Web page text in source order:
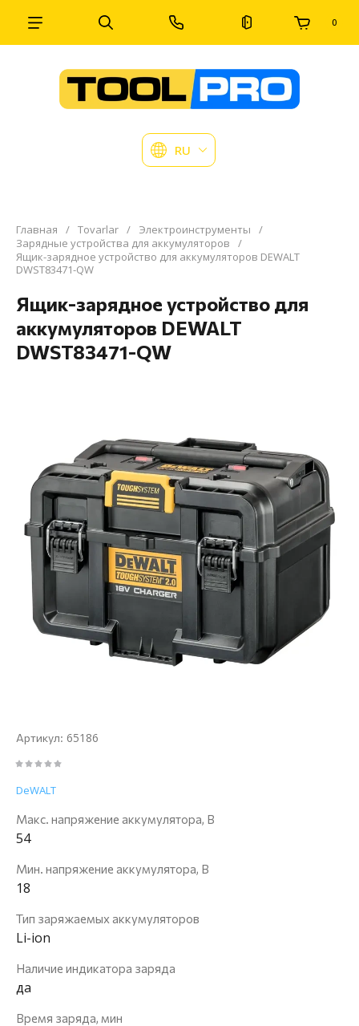
RU
0
Главная / Tovarlar / Электроинструменты
/
Зарядные устройства для аккумуляторов
/
Ящик-зарядное устройство для аккумуляторов DEWALT
DWST83471-QW
Ящик-зарядное устройство для
аккумуляторов DEWALT
DWST83471-QW
Артикул: 65186
DeWALT
Макс. напряжение аккумулятора, В
54
Мин. напряжение аккумулятора, В
18
Тип заряжаемых аккумуляторов
Li-ion
Наличие индикатора заряда
да
Время заряда, мин